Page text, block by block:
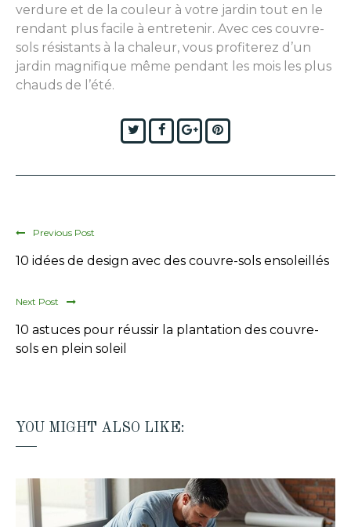
verdure et de la couleur à votre jardin tout en le
rendant plus facile à entretenir. Avec ces couvre-
sols résistants à la chaleur, vous profiterez d’un
jardin magnifique même pendant les mois les plus
chauds de l’été.
TwitterFacebook
Google+Pinterest
Previous Post
10 idées de design avec des couvre-sols ensoleillés
Next Post
10 astuces pour réussir la plantation des couvre-
sols en plein soleil
YOU MIGHT ALSO LIKE: